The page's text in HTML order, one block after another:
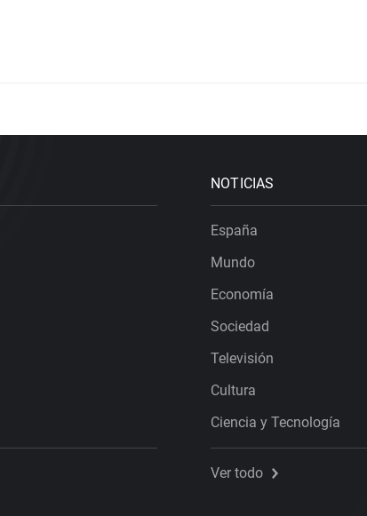
NOTICIAS
España
Mundo
Economía
Sociedad
Televisión
Cultura
Ciencia y Tecnología
Ver todo